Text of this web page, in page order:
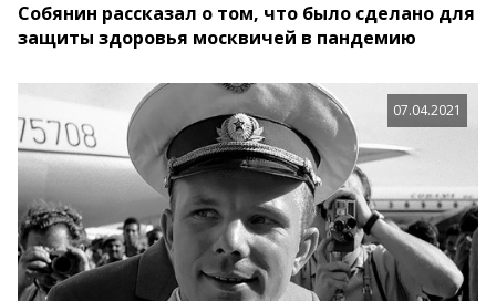
Собянин рассказал о том, что было сделано для
защиты здоровья москвичей в пандемию
07.04.2021